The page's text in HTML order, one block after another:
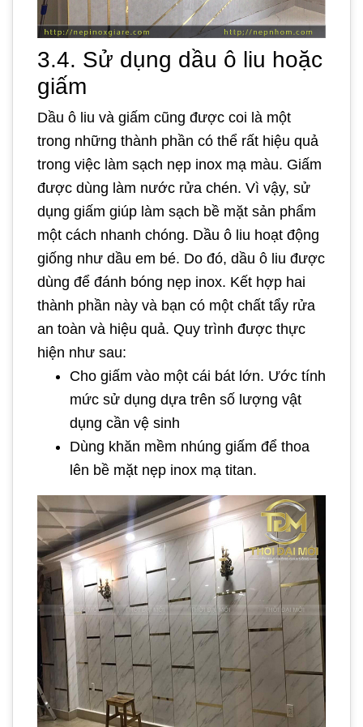
3.4. Sử dụng dầu ô liu hoặc
giấm
Dầu ô liu và giấm cũng được coi là một
trong những thành phần có thể rất hiệu quả
trong việc làm sạch nẹp inox mạ màu. Giấm
được dùng làm nước rửa chén. Vì vậy, sử
dụng giấm giúp làm sạch bề mặt sản phẩm
một cách nhanh chóng. Dầu ô liu hoạt động
giống như dầu em bé. Do đó, dầu ô liu được
dùng để đánh bóng nẹp inox. Kết hợp hai
thành phần này và bạn có một chất tẩy rửa
an toàn và hiệu quả. Quy trình được thực
hiện như sau:
Cho giấm vào một cái bát lớn. Ước tính
mức sử dụng dựa trên số lượng vật
dụng cần vệ sinh
Dùng khăn mềm nhúng giấm để thoa
lên bề mặt nẹp inox mạ titan.